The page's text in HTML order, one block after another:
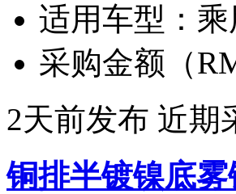
适用车型： 乘
采购金额（
2天前发布 近期
铜排半镀镍底雾